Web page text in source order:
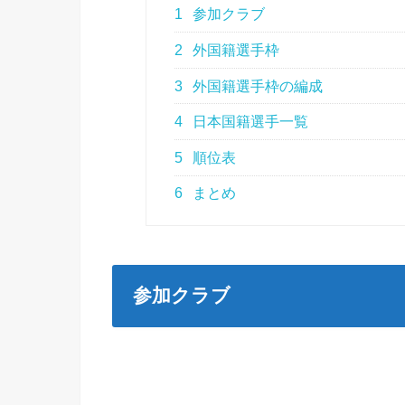
1 参加クラブ
2 外国籍選手枠
3 外国籍選手枠の編成
4 日本国籍選手一覧
5 順位表
6 まとめ
参加クラブ